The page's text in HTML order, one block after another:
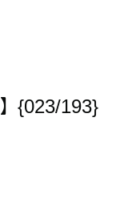
{023/193}